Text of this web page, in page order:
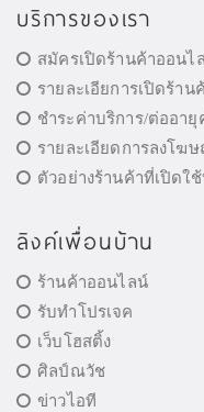
บริการของเรา
สมัครเปิดร้านค้าออนไ
รายละเอียการเปิดร้า
ชำระค่าบริการ/ต่ออายุ
รายละเอียดการลงโฆ
ตัวอย่างร้านค้าที่เปิดใ
ลิงค์เพื่อนบ้าน
ร้านค้าออนไลน์
รับทำโปรเจค
เว็บโฮสติ้ง
ศิลป์ณวัช
ข่าวไอที